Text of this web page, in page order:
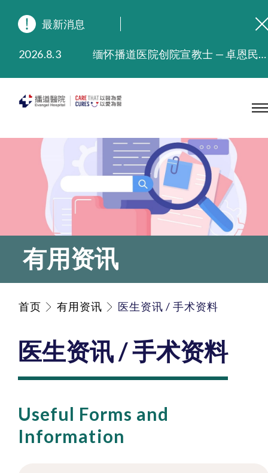
最新消息
2026.3.20
晚间门诊服务延长至晚上11时
2025.9.23
2025.8.4
播道医院体检服务获客户正面评价
有用资讯
首页 有用资讯 医生资讯 / 手术资料
医生资讯 / 手术资料
Useful Forms and
Information